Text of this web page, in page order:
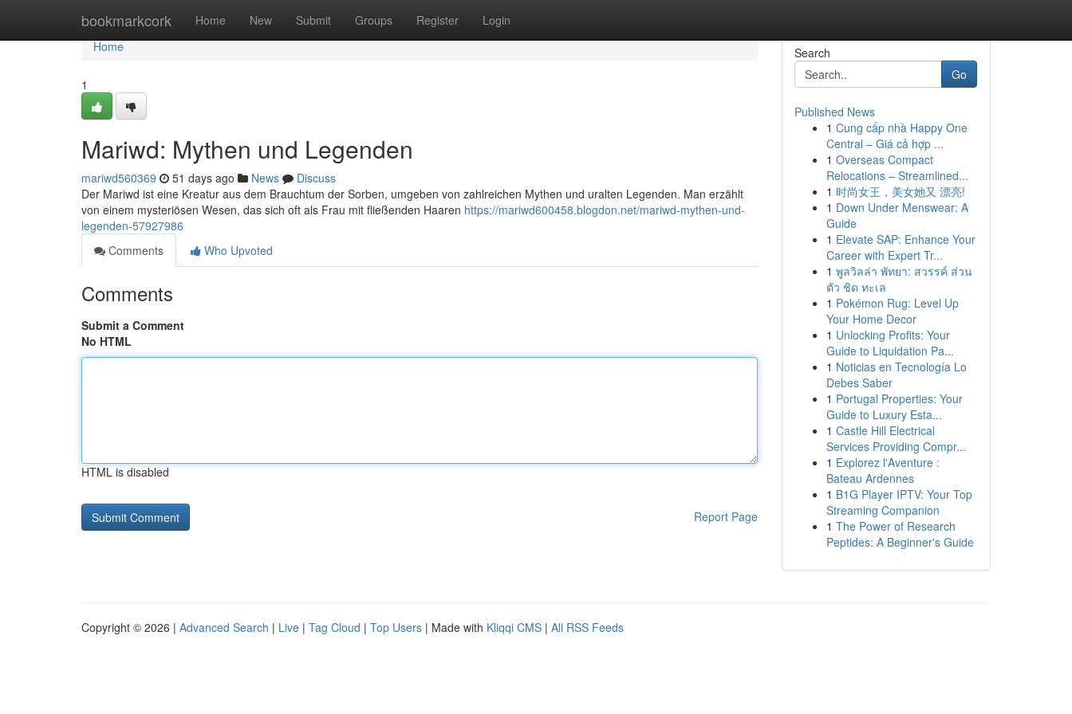
bookmarkcork Home New Submit Groups Register Login
Home
Home
1
Mariwd: Mythen und Legenden
mariwd560369 51 days ago News
Discuss
Der Mariwd ist eine Kreatur aus dem Brauchtum der Sorben, umgeben von zahlreichen Mythen und uralten Legenden. Man erzählt
von einem mysteriösen Wesen, das sich oft als Frau mit fließenden Haaren https://mariwd600458.blogdon.net/mariwd-mythen-und-
legenden-57927986
Comments
Who Upvoted
Comments
Submit a Comment
No HTML
HTML is disabled
Report Page
Search
Go
Published News
1 Cung cấp nhà Happy One
Central – Giá cả hợp ...
1 Overseas Compact
Relocations – Streamlined...
1 时尚女王，美女她又 漂亮!
1 Down Under Menswear: A
Guide
1 Elevate SAP: Enhance Your
Career with Expert Tr...
1 พูลวิลล่า พัทยา: สวรรค์ ส่วน
ตัว ชิด ทะเล
1 Pokémon Rug: Level Up
Your Home Decor
1 Unlocking Profits: Your
Guide to Liquidation Pa...
1 Noticias en Tecnología Lo
Debes Saber
1 Portugal Properties: Your
Guide to Luxury Esta...
1 Castle Hill Electrical
Services Providing Compr...
1 Explorez l'Aventure :
Bateau Ardennes
1 B1G Player IPTV: Your Top
Streaming Companion
1 The Power of Research
Peptides: A Beginner's Guide
Copyright © 2026 | Advanced Search | Live | Tag Cloud | Top Users | Made with Kliqqi CMS | All RSS Feeds